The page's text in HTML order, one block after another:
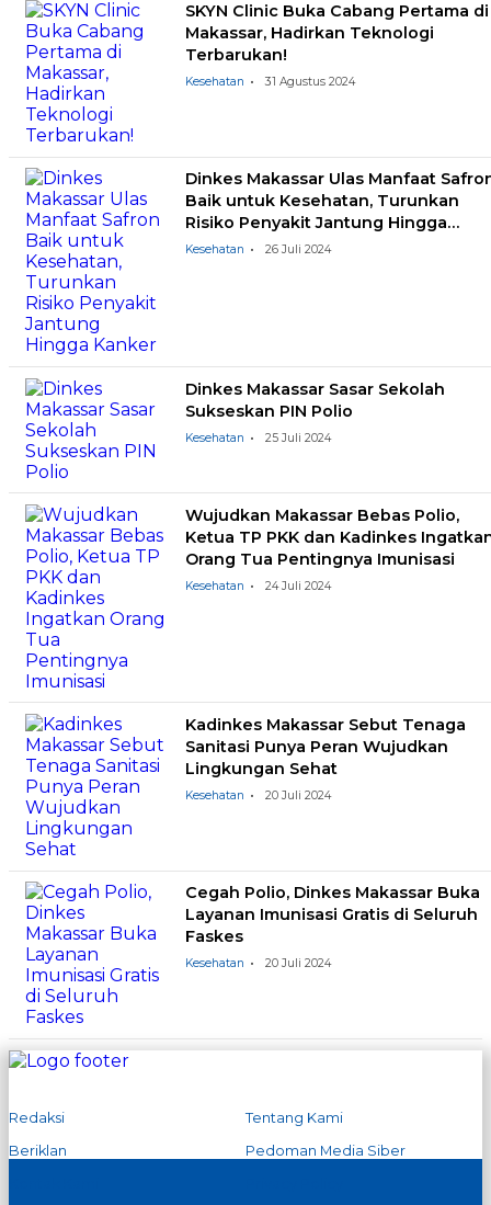
SKYN Clinic Buka Cabang Pertama di
Makassar, Hadirkan Teknologi
Terbarukan!
Kesehatan 31 Agustus 2024
Dinkes Makassar Ulas Manfaat
Baik untuk Kesehatan, Turunkan
Risiko Penyakit Jantung Hingga
Kanker
Kesehatan 26 Juli 2024
Dinkes Makassar Sasar Sekolah
Sukseskan PIN Polio
Kesehatan 25 Juli 2024
Wujudkan Makassar Bebas Polio,
Ketua TP PKK dan Kadinkes
Orang Tua Pentingnya Imunisasi
Kesehatan 24 Juli 2024
Kadinkes Makassar Sebut Tenaga
Sanitasi Punya Peran Wujudkan
Lingkungan Sehat
Kesehatan 20 Juli 2024
Cegah Polio, Dinkes Makassar Buka
Layanan Imunisasi Gratis di Seluruh
Faskes
Kesehatan 20 Juli 2024
Redaksi
Tentang Kami
Beriklan
Pedoman Media Siber